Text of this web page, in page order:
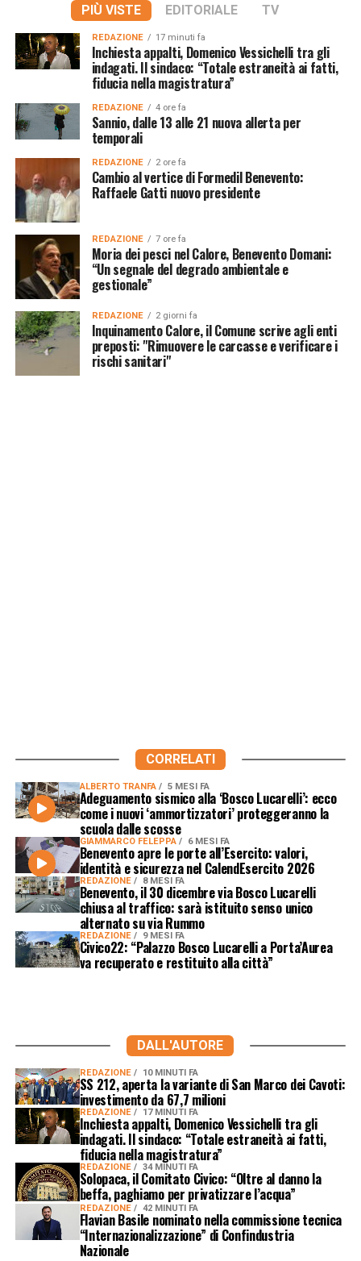
PIÙ VISTE EDITORIALE TV
REDAZIONE 17 minuti fa
Inchiesta appalti, Domenico Vessichelli tra gli
indagati. Il sindaco: “Totale estraneità ai fatti,
fiducia nella magistratura”
REDAZIONE 4 ore fa
Sannio, dalle 13 alle 21 nuova allerta per
temporali
REDAZIONE 2 ore fa
Cambio al vertice di Formedil Benevento:
Raffaele Gatti nuovo presidente
REDAZIONE 7 ore fa
Moria dei pesci nel Calore, Benevento Domani:
“Un segnale del degrado ambientale e
gestionale”
REDAZIONE 2 giorni fa
Inquinamento Calore, il Comune scrive agli enti
preposti: "Rimuovere le carcasse e verificare i
rischi sanitari"
CORRELATI
ALBERTO TRANFA 5 MESI FA
Adeguamento sismico alla ‘Bosco Lucarelli’: ecco
come i nuovi ‘ammortizzatori’ proteggeranno la
scuola dalle scosse
GIAMMARCO FELEPPA 6 MESI FA
Benevento apre le porte all’Esercito: valori,
identità e sicurezza nel CalendEsercito 2026
REDAZIONE 8 MESI FA
Benevento, il 30 dicembre via Bosco Lucarelli
chiusa al traffico: sarà istituito senso unico
alternato su via Rummo
REDAZIONE 9 MESI FA
Civico22: “Palazzo Bosco Lucarelli a Porta’Aurea
va recuperato e restituito alla città”
DALL'AUTORE
REDAZIONE 10 MINUTI FA
SS 212, aperta la variante di San Marco dei Cavoti:
investimento da 67,7 milioni
REDAZIONE 17 MINUTI FA
Inchiesta appalti, Domenico Vessichelli tra gli
indagati. Il sindaco: “Totale estraneità ai fatti,
fiducia nella magistratura”
REDAZIONE 34 MINUTI FA
Solopaca, il Comitato Civico: “Oltre al danno la
beffa, paghiamo per privatizzare l’acqua”
REDAZIONE 42 MINUTI FA
Flavian Basile nominato nella commissione tecnica
“Internazionalizzazione” di Confindustria
Nazionale